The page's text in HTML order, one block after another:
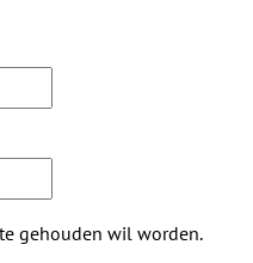
gehouden wil worden.